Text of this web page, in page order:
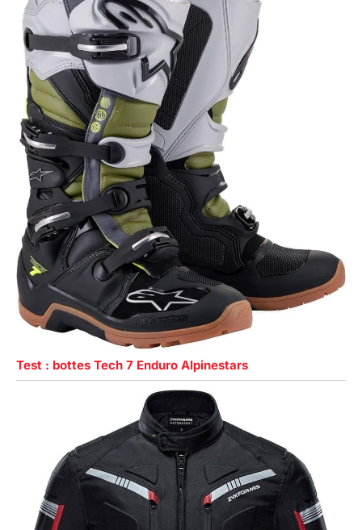
Test : bottes Tech 7 Enduro Alpinestars